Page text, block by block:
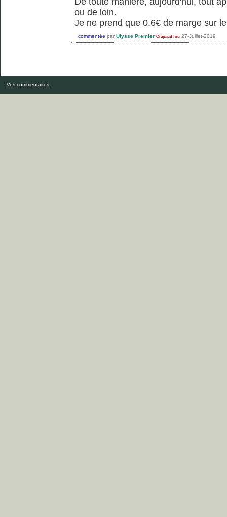
ou de loin.
Je ne prend que 0.6€ de marge sur
commentée par Ulysse Premier Crapaud fou 27-Juillet-2019
Vos commentaires